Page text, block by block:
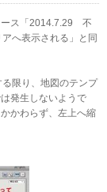
ース「2014.7.29 不
へ表示される」と同
限り、地図のテンプ
発生しないようで
かわらず、左上へ縮